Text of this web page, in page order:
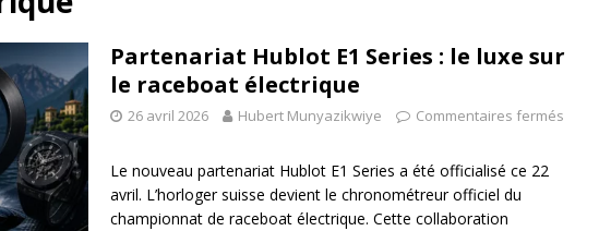
Découvrez le maillot solidaire lancé par Mizuno, l’U.S. Dax Rugby Landes et Intersport
au profit des sapeurs-pompiers face aux incendies dans les Landes
RUGBY
Le pari risqué d’On Running : vendre une sensation plutôt qu’un chrono
Pourquoi le Red Star FC réinvente son maillot avec un nouvel artiste chaque saison
Partenariat Hublot E1 Series : le luxe sur
le raceboat électrique
26 avril 2026 Hubert Munyazikwiye Commentaires fermés
Le nouveau partenariat Hublot E1 Series a été officialisé ce 22
avril. L’horloger suisse devient le chronométreur officiel du
championnat de raceboat électrique. Cette collaboration